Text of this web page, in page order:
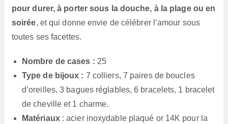
pour durer, à porter sous la douche, à la plage ou en
soirée, et qui donne envie de célébrer l’amour sous
toutes ses facettes.
Nombre de cases : 25
Type de bijoux : 7 colliers, 7 paires de boucles
d’oreilles, 3 bagues réglables, 6 bracelets, 1 bracelet
de cheville et 1 charme.
Matériaux: acier inoxydable plaqué or 14K pour la